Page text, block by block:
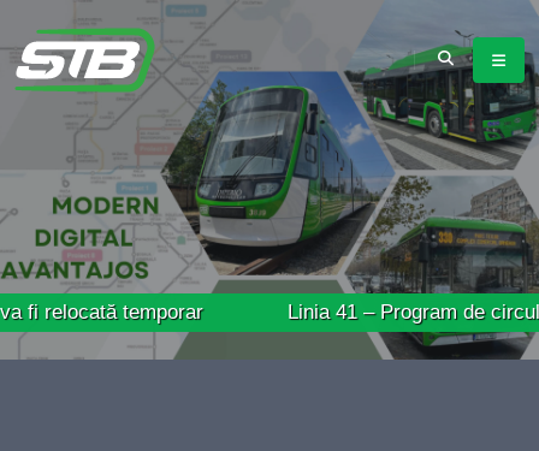
temporar Linia 41 – Program de circulație